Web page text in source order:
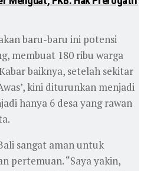
baru-baru ini potensi
membuat 180 ribu warga
baiknya, setelah sekitar
kini diturunkan menjadi
hanya 6 desa yang rawan
sangat aman untuk
pertemuan. “Saya yakin,